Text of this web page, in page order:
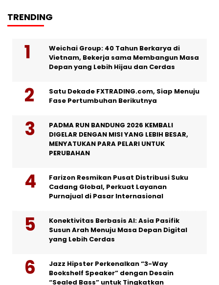
TRENDING
Weichai Group: 40 Tahun Berkarya di
Vietnam, Bekerja sama Membangun Masa
Depan yang Lebih Hijau dan Cerdas
Satu Dekade FXTRADING.com, Siap Menuju
Fase Pertumbuhan Berikutnya
PADMA RUN BANDUNG 2026 KEMBALI
DIGELAR DENGAN MISI YANG LEBIH BESAR,
MENYATUKAN PARA PELARI UNTUK
PERUBAHAN
Farizon Resmikan Pusat Distribusi Suku
Cadang Global, Perkuat Layanan
Purnajual di Pasar Internasional
Konektivitas Berbasis AI: Asia Pasifik
Susun Arah Menuju Masa Depan Digital
yang Lebih Cerdas
Jazz Hipster Perkenalkan “3-Way
Bookshelf Speaker” dengan Desain
“Sealed Bass” untuk Tingkatkan